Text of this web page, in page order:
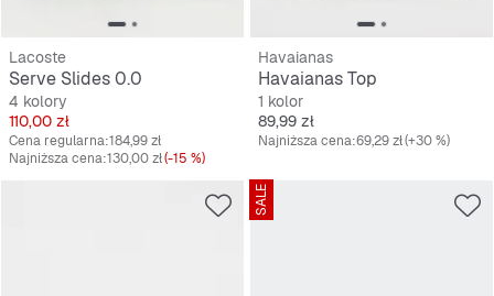
Lacoste
Serve Slides 0.0
4 kolory
Cena
110,00 zł
Cena regularna:184,99 zł
Najniższa cena:130,00 zł(-15 %)
Havaianas
Havaianas Top
1 kolor
Cena
89,99 zł
Najniższa cena:69,29 zł(+30 %)
SALE